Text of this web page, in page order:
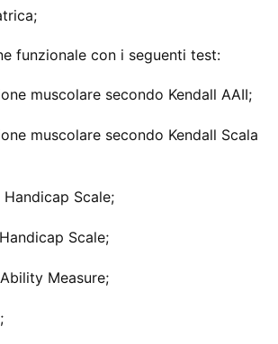
funzionale con i seguenti test:
muscolare secondo Kendall AAII;
muscolare secondo Kendall Scala
Handicap Scale;
Scale;
Measure;